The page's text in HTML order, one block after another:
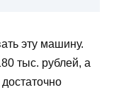
эту машину.
тыс. рублей, а